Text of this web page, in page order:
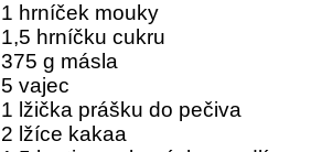
1 hrníček mouky
1,5 hrníčku cukru
375 g másla
5 vajec
1 lžička prášku do pečiva
2 lžíce kakaa